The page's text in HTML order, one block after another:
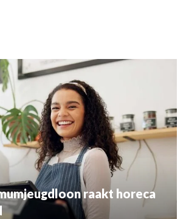
raakt horeca